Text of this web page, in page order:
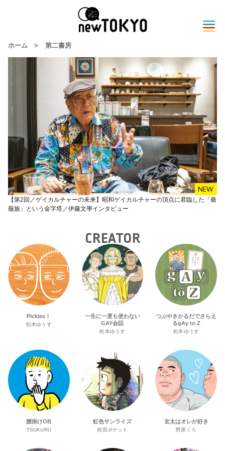
ホーム > 第二書房
【第2回／ゲイカルチャーの未来】昭和ゲイカルチャーの頂点に君臨した「薔
薇族」という金字塔／伊藤文學インタビュー
CREATOR
Pickles！
松本ゆうす
一生に一度も使わない
GAY会話
松本ゆうす
つぶやきかるだでさらえ
るgAy to Z
松本ゆうす
腰掛けOB
TSUKURU
虹色サンライズ
前田ポケット
玄太はオレが好き
野原くろ